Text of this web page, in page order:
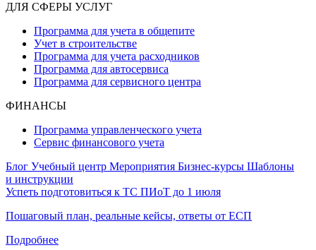
ДЛЯ СФЕРЫ УСЛУГ
Программа для учета в общепите
Учет в строительстве
Программа для учета расходников
Программа для автосервиса
Программа для сервисного центра
ФИНАНСЫ
Программа управленческого учета
Сервис финансового учета
Блог Учебный центр Мероприятия Бизнес-курсы Шаблоны
и инструкции
Успеть подготовиться к ТС ПИоТ до 1 июля
Пошаговый план, реальные кейсы, ответы от ЕСП
Подробнее